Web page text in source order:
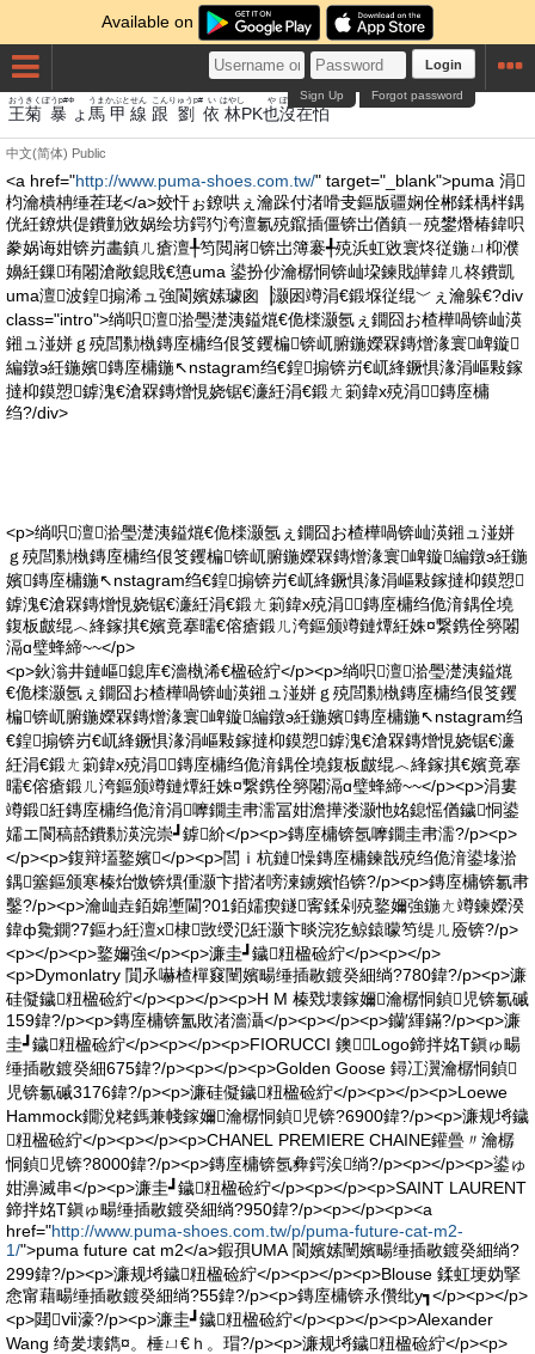
Available on
Login
Forgot password
Sign Up
王
おう
菊
きく
暴
ぼうp#Φ
ょ 馬
うま
甲
かぶと
線
せん
跟
こん
劉
りゅうp#
依
い
林
はやし
PK也
や
沒
ぼつ
在
ざい
怕
は
中文(简体) Public
<a href="http://www.puma-shoes.com.tw/" target="_blank">puma 涓
枃瀹樻柟缍茬珯</a>姣忓ぉ鐐哄ぇ瀹跺付渚嗗叏鏂版疆娴佺郴鍒楀柈鍝
侊紝鐐烘偍鐨勭敓娲绘坊鍔犳洿澶氱殑鑹插僵锛岀偤鎮ㄧ殑鐢熸椿鍏呮
豢娲诲姏锛岃畵鎮ㄦ瘡澶╀笉閲嶈锛岀簿褰╃殑浜虹敓寰炵従鍦ㄩ枊濮
嬶紝鏁珛闂滄敞鎴戝€憄uma 鍙扮仯瀹樼恫锛屾垜鍊戝皣鍏ㄦ柊鐨凱
uma澶波鍠搧浠ュ強閬嬪嫊璩囪▕灏囦竴涓€鍛堢従绲﹀ぇ瀹躲€?div
class="intro">绱呮澶湁璺濋洟鎰熴€佹檪灏氬ぇ鐗囧お楂樺喎锛屾渶
鎺ュ湴姘ｇ殑閭勬槸鏄庢槦绉佷笅钁楄锛屼腑鍦嬫槑鏄熷湪寰崥鏇
編鐓э紝鍦嬪鏄庢槦鍦↖nstagram绉€鍠搧锛岃€屼綘鐝惧湪涓嶇敤鎵
撻枊鏌愬鎼溾€滄槑鏄熷悓娆锯€濓紝涓€鍛ㄤ箣鍏х殑涓鏄庢槦
绉?/div>
<p>绱呮澶湁璺濋洟鎰熴€佹檪灏氬ぇ鐗囧お楂樺喎锛屾渶鎺ュ湴姘
ｇ殑閭勬槸鏄庢槦绉佷笅钁楄锛屼腑鍦嬫槑鏄熷湪寰崥鏇編鐓э紝鍦
嬪鏄庢槦鍦↖nstagram绉€鍠搧锛岃€屼綘鐝惧湪涓嶇敤鎵撻枊鏌愬
鎼溾€滄槑鏄熷悓娆锯€濓紝涓€鍛ㄤ箣鍏х殑涓鏄庢槦绉佹湇鍝佺墝
鍑板皻绲︿綘鎵掑€嬪竟搴曘€傛瘡鍛ㄦ洿鏂颁竴鏈燂紝姝¤繋鎸佺簩闂
滆ɑ璧蜂締~~</p>
<p>鈥滃井鏈嶇鎴库€濇槸浠€楹硷紵</p><p>绱呮澶湁璺濋洟鎰熴
€佹檪灏氬ぇ鐗囧お楂樺喎锛屾渶鎺ュ湴姘ｇ殑閭勬槸鏄庢槦绉佷笅钁
楄锛屼腑鍦嬫槑鏄熷湪寰崥鏇編鐓э紝鍦嬪鏄庢槦鍦↖nstagram绉
€鍠搧锛岃€屼綘鐝惧湪涓嶇敤鎵撻枊鏌愬鎼溾€滄槑鏄熷悓娆锯€濓
紝涓€鍛ㄤ箣鍏х殑涓鏄庢槦绉佹湇鍝佺墝鍑板皻绲︿綘鎵掑€嬪竟搴
曘€傛瘡鍛ㄦ洿鏂颁竴鏈燂紝姝¤繋鎸佺簩闂滆ɑ璧蜂締~~</p><p>涓婁
竴鍛紝鏄庢槦绉佹湇涓嚤鐗圭帇濡冨姏澹撶溇灏忚姳鎴愮偤鐬恫鍙
嬬エ閬稿嚭鐨勬渶浣崇┛鎼紒</p><p>鏄庢槦锛氬嚤鐗圭帇濡?/p><p>
</p><p>鍑辩壒鐜嬪</p><p>閭ｉ杭鏈懆鏄庢槦鍊戠殑绉佹湇鍙堟湁
鍝簺鏂颁寒榛炲憿锛熼偅灏卞揩渚嗙湅鐪嬪惂锛?/p><p>鏄庢槦锛氱帇
鑿?/p><p>瀹屾垚銆婂壍閫?01銆嬬瘈鐩寗鍒剁殑鐜嬭強鍦ㄤ竴鍊嬫湀
鍏ф毚鐦?7鏂わ紝澶х棣敳绶氾紝灏卞晱浣犵鲸鎱曚笉缇ㄦ厱锛?/p>
<p></p><p>鐜嬭強</p><p>濂圭┛鐬粈楹硷紵</p><p></p>
<p>Dymonlatry 閴氶嚇楂樿窡闉嬪畼缍插敭鍍癸細绱?780鍏?/p><p>濂
硅儗鐬粈楹硷紵</p><p></p><p>H M 榛戣壊鎵嬭瀹樼恫鍞児锛氱磩
159鍏?/p><p>鏄庢槦锛氳敗渚濇灄</p><p></p><p>钄′緷鏋?/p><p>濂
圭┛鐬粈楹硷紵</p><p></p><p>FIORUCCI 鐭Logo鍗拌姳T鎭ゅ畼
缍插敭鍍癸細675鍏?/p><p></p><p>Golden Goose 鐞冮瀷瀹樼恫鍞
児锛氱磩3176鍏?/p><p>濂硅儗鐬粈楹硷紵</p><p></p><p>Loewe
Hammock鐗涗粩鎷兼帴鎵嬭瀹樼恫鍞児锛?6900鍏?/p><p>濂规埓鐬
粈楹硷紵</p><p></p><p>CHANEL PREMIERE CHAINE鑵曡〃瀹樼
恫鍞児锛?8000鍏?/p><p>鏄庢槦锛氬彜鍔涘绱?/p><p></p><p>鍙ゅ
姏濞滅串</p><p>濂圭┛鐬粈楹硷紵</p><p></p><p>SAINT LAURENT
鍗拌姳T鎭ゅ畼缍插敭鍍癸細绱?950鍏?/p><p></p><p><a
href="http://www.puma-shoes.com.tw/p/puma-future-cat-m2-
1/">puma future cat m2</a>鍜孭UMA 閬嬪嫊闉嬪畼缍插敭鍍癸細绱?
299鍏?/p><p>濂规埓鐬粈楹硷紵</p><p></p><p>Blouse 鍒虹埂妫掔
悆甯藉畼缍插敭鍍癸細绱?55鍏?/p><p>鏄庢槦锛氶儹纰у┓</p><p></p>
<p>閮ⅶ濠?/p><p>濂圭┛鐬粈楹硷紵</p><p></p><p>Alexander
Wang 绮夎壊鐫¤。棰ㄩ€ｈ。瑁?/p><p>濂规埓鐬粈楹硷紵</p><p>